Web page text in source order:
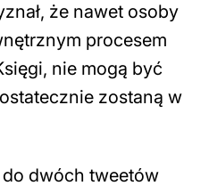
że nawet osoby
procesem
nie mogą być
zostaną w
do dwóch tweetów